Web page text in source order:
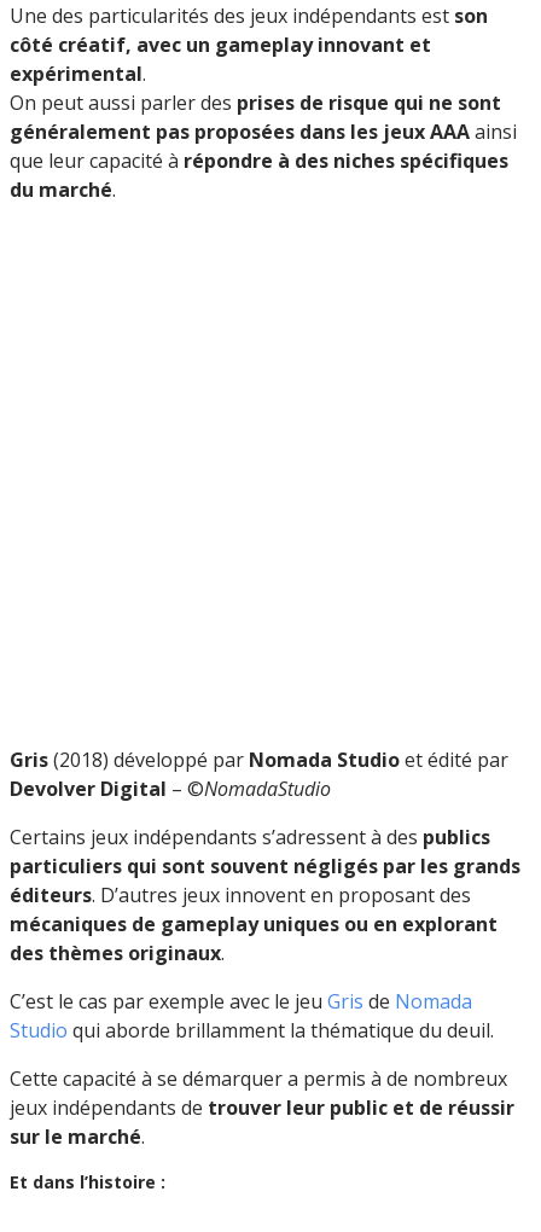
Une des particularités des jeux indépendants est son
côté créatif, avec un gameplay innovant et
expérimental.
On peut aussi parler des prises de risque qui ne sont
généralement pas proposées dans les jeux AAAainsi
que leur capacité à répondre à des niches spécifiques
du marché.
Gris(2018) développé par Nomada Studioet édité par
Devolver Digital – ©NomadaStudio
Certains jeux indépendants s’adressent à des publics
particuliers qui sont souvent négligés par les grands
éditeurs. D’autres jeux innovent en proposant des
mécaniques de gameplay uniques ou en explorant
des thèmes originaux.
C’est le cas par exemple avec le jeu Gris de Nomada
Studio qui aborde brillamment la thématique du deuil.
Cette capacité à se démarquer a permis à de nombreux
jeux indépendants de trouver leur public et de réussir
sur le marché.
Et dans l’histoire :